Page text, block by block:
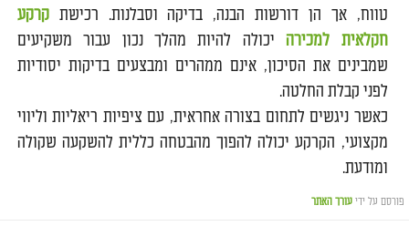
טווח, אך הן דורשות הבנה, בדיקה וסבלנות. רכישתקרקע
חקלאית למכירהיכולה להיות מהלך נכון עבור משקיעים
שמבינים את הסיכון, אינם ממהרים ומבצעים בדיקות יסודיות
לפני קבלת החלטה.
כאשר ניגשים לתחום בצורה אחראית, עם ציפיות ריאליות וליווי
מקצועי, הקרקע יכולה להפוך מהבטחה כללית להשקעה שקולה
ומודעת.
פורסם על ידי עורך האתר